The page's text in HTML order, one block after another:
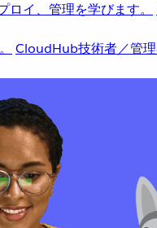
イ、管理を学びます。
CloudHub技術者／管